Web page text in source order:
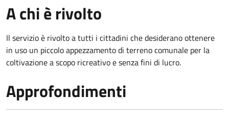
A chi è rivolto
Il servizio è rivolto a tutti i cittadini che desiderano ottenere
in uso un piccolo appezzamento di terreno comunale per la
coltivazione a scopo ricreativo e senza fini di lucro.
Approfondimenti